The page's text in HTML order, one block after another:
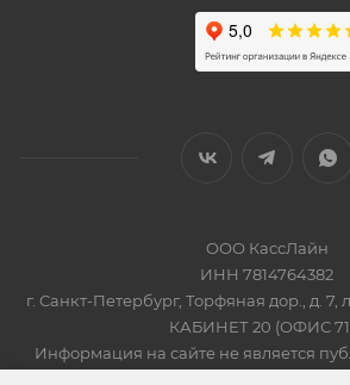
ООО КассЛайн
ИНН 7814764382
г. Санкт-Петербург, Торфяная дор., д.
КАБИНЕТ 20 (ОФИС
Информация на сайте не является